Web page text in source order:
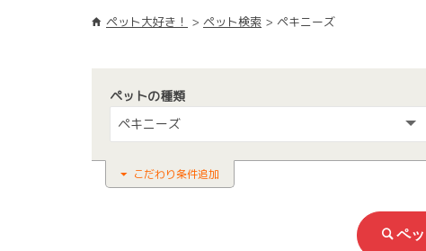
ペット大好き！ ペット検索 ペキニーズ
ペットの種類
ペキニーズ
こだわり条件追加